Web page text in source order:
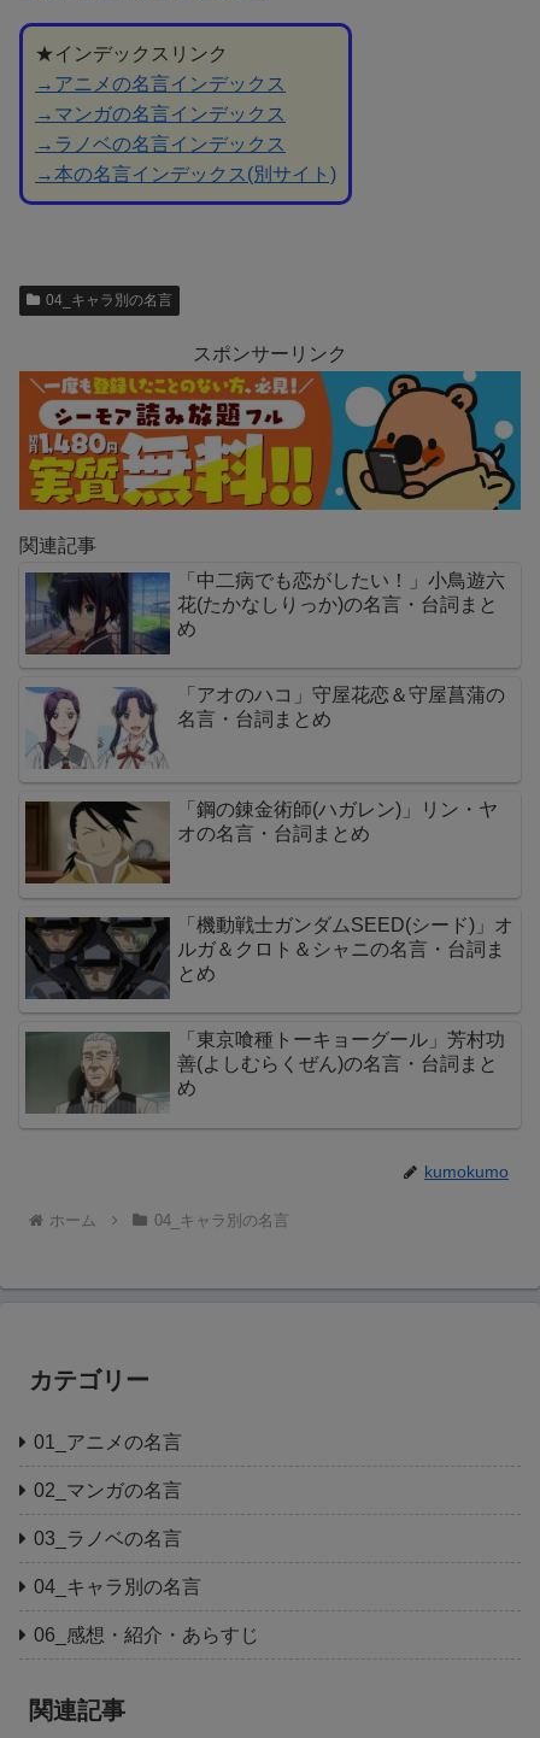
★インデックスリンク
→アニメの名言インデックス
→マンガの名言インデックス
→ラノベの名言インデックス
→本の名言インデックス(別サイト)
04_キャラ別の名言
スポンサーリンク
関連記事
「中二病でも恋がしたい！」小鳥遊六
花(たかなしりっか)の名言・台詞まと
め
「アオのハコ」守屋花恋＆守屋菖蒲の
名言・台詞まとめ
「鋼の錬金術師(ハガレン)」リン・ヤ
オの名言・台詞まとめ
「機動戦士ガンダムSEED(シード)」オ
ルガ＆クロト＆シャニの名言・台詞ま
とめ
「東京喰種トーキョーグール」芳村功
善(よしむらくぜん)の名言・台詞まと
め
kumokumo
ホーム 04_キャラ別の名言
カテゴリー
01_アニメの名言
02_マンガの名言
03_ラノベの名言
04_キャラ別の名言
06_感想・紹介・あらすじ
関連記事